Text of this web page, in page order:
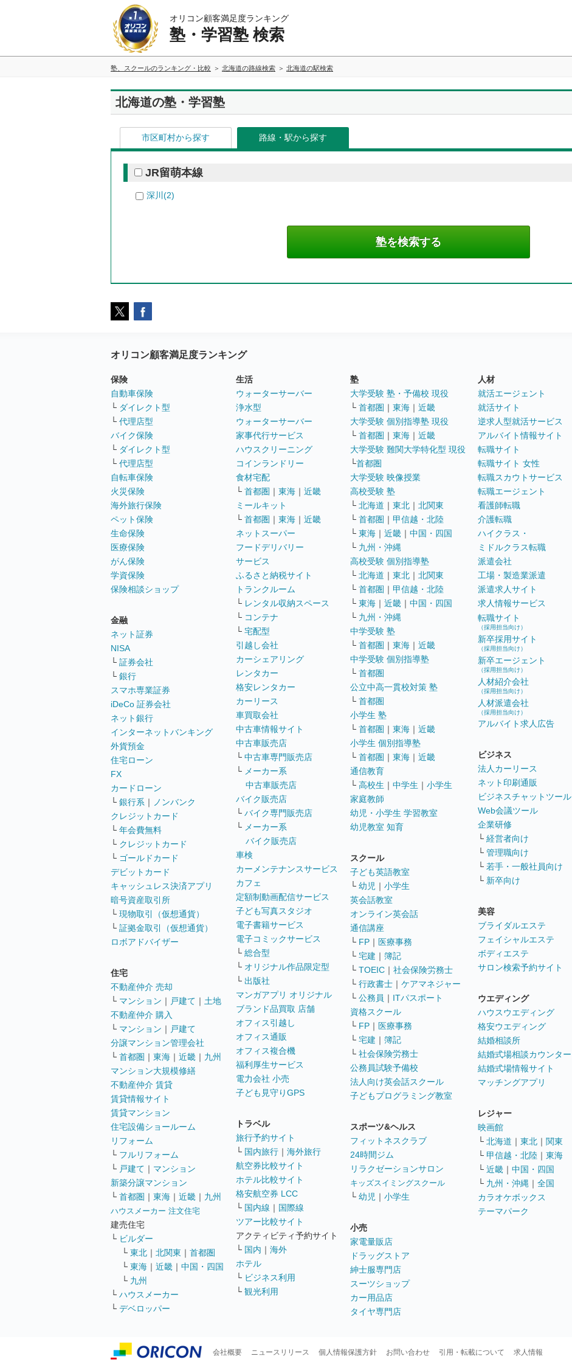
オリコン顧客満足度ランキング
塾・学習塾 検索
塾、スクールのランキング・比較 北海道の路線検索 北海道の駅検索
北海道の塾・学習塾
市区町村から探す 路線・駅から探す
JR留萌本線
深川(2)
オリコン顧客満足度ランキング
保険
自動車保険
└ ダイレクト型
└ 代理店型
バイク保険
└ ダイレクト型
└ 代理店型
自転車保険
火災保険
海外旅行保険
ペット保険
生命保険
医療保険
がん保険
学資保険
保険相談ショップ
金融
ネット証券
NISA
└ 証券会社
└ 銀行
スマホ専業証券
iDeCo 証券会社
ネット銀行
インターネットバンキング
外貨預金
住宅ローン
FX
カードローン
└ 銀行系 ｜
ノンバンク
クレジットカード
└ 年会費無料
└ クレジットカード
└ ゴールドカード
デビットカード
キャッシュレス決済アプリ
暗号資産取引所
└ 現物取引（仮想通貨）
└ 証拠金取引（仮想通貨）
ロボアドバイザー
住宅
不動産仲介 売却
└ マンション ｜ 戸建て ｜ 土地
不動産仲介 購入
└ マンション ｜ 戸建て
分譲マンション管理会社
└ 首都圏 ｜ 東海 ｜ 近畿 ｜ 九州
マンション大規模修繕
不動産仲介 賃貸
賃貸情報サイト
賃貸マンション
住宅設備ショールーム
リフォーム
└ フルリフォーム
└ 戸建て ｜ マンション
新築分譲マンション
└ 首都圏 ｜ 東海 ｜ 近畿 ｜ 九州
ハウスメーカー 注文住宅
建売住宅
└ ビルダー
└ 東北 ｜ 北関東 ｜ 首都圏
└ 東海 ｜ 近畿 ｜ 中国・四国
└ 九州
└ ハウスメーカー
└ デベロッパー
生活
ウォーターサーバー
浄水型
ウォーターサーバー
家事代行サービス
ハウスクリーニング
コインランドリー
食材宅配
└ 首都圏 ｜ 東海 ｜ 近畿
ミールキット
└ 首都圏 ｜ 東海 ｜ 近畿
ネットスーパー
フードデリバリー
サービス
ふるさと納税サイト
トランクルーム
└ レンタル収納スペース
└ コンテナ
└ 宅配型
引越し会社
カーシェアリング
レンタカー
格安レンタカー
カーリース
車買取会社
中古車情報サイト
中古車販売店
└ 中古車専門販売店
└ メーカー系
中古車販売店
バイク販売店
└ バイク専門販売店
└ メーカー系
バイク販売店
車検
カーメンテナンスサービス
カフェ
定額制動画配信サービス
子ども写真スタジオ
電子書籍サービス
電子コミックサービス
└ 総合型
└ オリジナル作品限定型
└ 出版社
マンガアプリ オリジナル
ブランド品買取 店舗
オフィス引越し
オフィス通販
オフィス複合機
福利厚生サービス
電力会社 小売
子ども見守りGPS
トラベル
旅行予約サイト
└ 国内旅行 ｜ 海外旅行
航空券比較サイト
ホテル比較サイト
格安航空券 LCC
└ 国内線 ｜ 国際線
ツアー比較サイト
アクティビティ予約サイト
└ 国内 ｜ 海外
ホテル
└ ビジネス利用
└ 観光利用
塾
大学受験 塾・予備校 現役
└ 首都圏 ｜ 東海 ｜ 近畿
大学受験 個別指導塾 現役
└ 首都圏 ｜ 東海 ｜ 近畿
大学受験 難関大学特化型 現役
└首都圏
大学受験 映像授業
高校受験 塾
└ 北海道 ｜ 東北 ｜ 北関東
└ 首都圏 ｜ 甲信越・北陸
└ 東海 ｜ 近畿 ｜ 中国・四国
└ 九州・沖縄
高校受験 個別指導塾
└ 北海道 ｜ 東北 ｜ 北関東
└ 首都圏 ｜ 甲信越・北陸
└ 東海 ｜ 近畿 ｜ 中国・四国
└ 九州・沖縄
中学受験 塾
└ 首都圏 ｜ 東海 ｜ 近畿
中学受験 個別指導塾
└ 首都圏
公立中高一貫校対策 塾
└ 首都圏
小学生 塾
└ 首都圏 ｜ 東海 ｜ 近畿
小学生 個別指導塾
└ 首都圏 ｜ 東海 ｜ 近畿
通信教育
└ 高校生 ｜ 中学生 ｜ 小学生
家庭教師
幼児・小学生 学習教室
幼児教室 知育
スクール
子ども英語教室
└ 幼児 ｜ 小学生
英会話教室
オンライン英会話
通信講座
└ FP ｜ 医療事務
└ 宅建 ｜ 簿記
└ TOEIC ｜ 社会保険労務士
└ 行政書士 ｜ ケアマネジャー
└ 公務員 ｜ ITパスポート
資格スクール
└ FP ｜ 医療事務
└ 宅建 ｜ 簿記
└ 社会保険労務士
公務員試験予備校
法人向け英会話スクール
子どもプログラミング教室
スポーツ&ヘルス
フィットネスクラブ
24時間ジム
リラクゼーションサロン
キッズスイミングスクール
└ 幼児 ｜ 小学生
小売
家電量販店
ドラッグストア
紳士服専門店
スーツショップ
カー用品店
タイヤ専門店
人材
就活エージェント
就活サイト
逆求人型就活サービス
アルバイト情報サイト
転職サイト
転職サイト 女性
転職スカウトサービス
転職エージェント
看護師転職
介護転職
ハイクラス・
ミドルクラス転職
派遣会社
工場・製造業派遣
派遣求人サイト
求人情報サービス
転職サイト
（採用担当向け）
新卒採用サイト
（採用担当向け）
新卒エージェント
（採用担当向け）
人材紹介会社
（採用担当向け）
人材派遣会社
（採用担当向け）
アルバイト求人広告
ビジネス
法人カーリース
ネット印刷通販
ビジネスチャットツール
Web会議ツール
企業研修
└ 経営者向け
└ 管理職向け
└ 若手・一般社員向け
└ 新卒向け
美容
ブライダルエステ
フェイシャルエステ
ボディエステ
サロン検索予約サイト
ウエディング
ハウスウエディング
格安ウエディング
結婚相談所
結婚式場相談カウンター
結婚式場情報サイト
マッチングアプリ
レジャー
映画館
└ 北海道 ｜ 東北 ｜ 関東
└ 甲信越・北陸 ｜ 東海
└ 近畿 ｜ 中国・四国
└ 九州・沖縄 ｜ 全国
カラオケボックス
テーマパーク
会社概要 ニュースリリース 個人情報保護方針 お問い合わせ 引用・転載について 求人情報